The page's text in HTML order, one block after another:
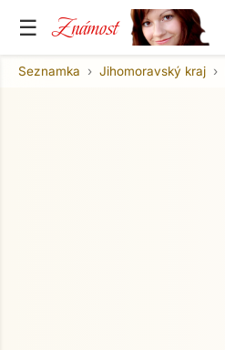
☰ Známost
Seznamka Jihomoravský kraj